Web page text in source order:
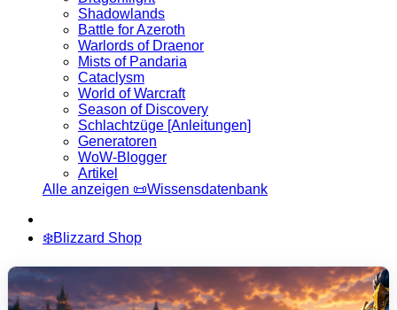
Shadowlands
Battle for Azeroth
Warlords of Draenor
Mists of Pandaria
Cataclysm
World of Warcraft
Season of Discovery
Schlachtzüge [Anleitungen]
Generatoren
WoW-Blogger
Artikel
Alle anzeigen 📜Wissensdatenbank
❄️Blizzard Shop